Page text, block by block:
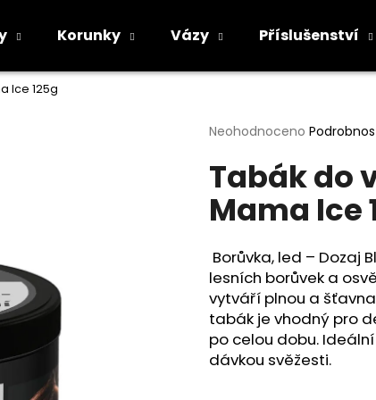
Korunky Vázy Příslušenství
Ice 125g
Průměrné
produktu
0,0
hvězdiček.
Neohodnoceno
Tabák do
Mama Ice
Borůvka, led – Dozaj
lesních borůvek a
vytváří plnou a
tabák je vhodný pro
po celou dobu.
dávkou svěžesti.
Co potřebujete najít?
HLEDAT